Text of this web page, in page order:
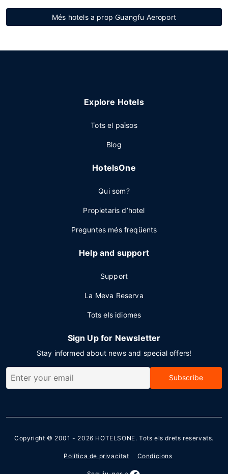
Més hotels a prop Guangfu Aeroport
Explore Hotels
Tots el països
Blog
HotelsOne
Qui som?
Propietaris d’hotel
Preguntes més freqüents
Help and support
Support
La Meva Reserva
Tots els idiomes
Sign Up for Newsletter
Stay informed about news and special offers!
Subscribe
Copyright © 2001 - 2026 HOTELSONE. Tots els drets reservats.
Política de privacitat Condicions